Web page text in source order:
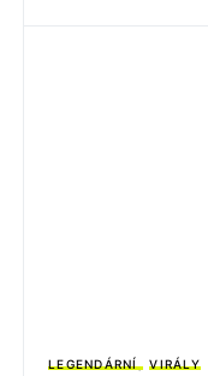
LEGENDÁRNÍ VIRÁLY